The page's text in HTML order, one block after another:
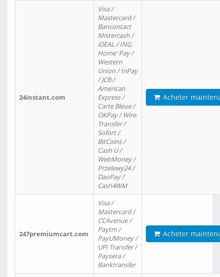
24instant.com
Visa /
Mastercard /
Bancontact
Mistercash /
iDEAL / ING
Home' Pay /
Western
Union / InPay
/ JCB /
American
Express /
Carte Bleue /
OKPay / Wire
Transfer /
Sofort /
BitCoins /
Cash U /
WebMoney /
Przelewy24 /
DaoPay /
Cash4WM
Acheter
247premiumcart.com
Visa /
Mastercard /
CCAvenue /
Paytm /
PayUMoney /
UPi Transfer /
Paysera /
Banktransfer
Acheter